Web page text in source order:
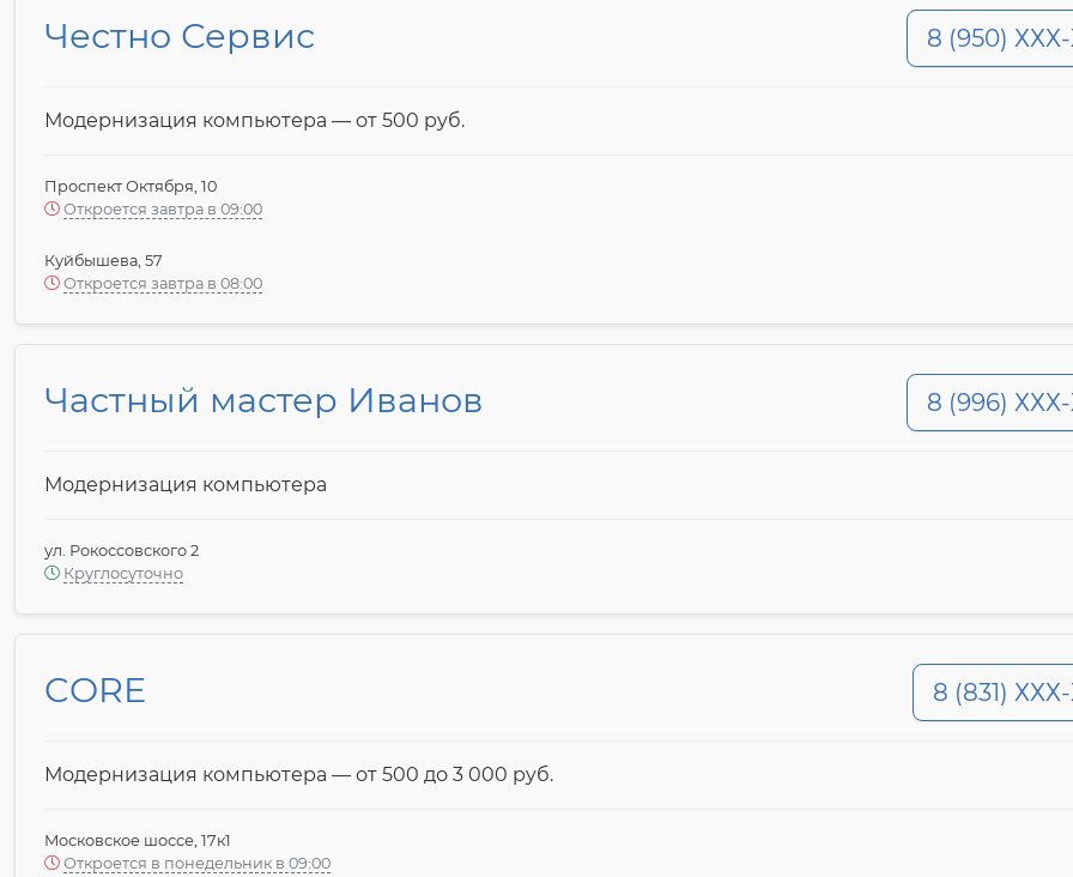
Честно Сервис 8 (950) ХХХ-
Модернизация компьютера — от 500 pyб.
Проспект Октября, 10
Откроется завтра в 09:00
Куйбышева, 57
Откроется завтра в 08:00
Частный мастер Иванов 8 (996) ХХХ-
Модернизация компьютера
ул. Рокоссовского 2
Круглосуточно
CORE 8 (831)
Модернизация компьютера — от 500 до 3 000 pyб.
Московское шоссе, 17к1
Откроется в понедельник в 09:00